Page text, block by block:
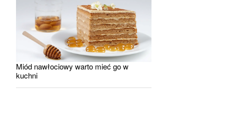
Miód nawłociowy warto mieć go w
kuchni